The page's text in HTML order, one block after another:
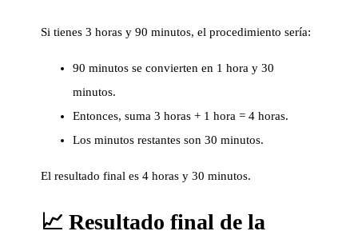
Si tienes 3 horas y 90 minutos, el procedimiento sería:
90 minutos se convierten en 1 hora y 30
minutos.
Entonces, suma 3 horas + 1 hora = 4 horas.
Los minutos restantes son 30 minutos.
El resultado final es 4 horas y 30 minutos.
📈 Resultado final de la